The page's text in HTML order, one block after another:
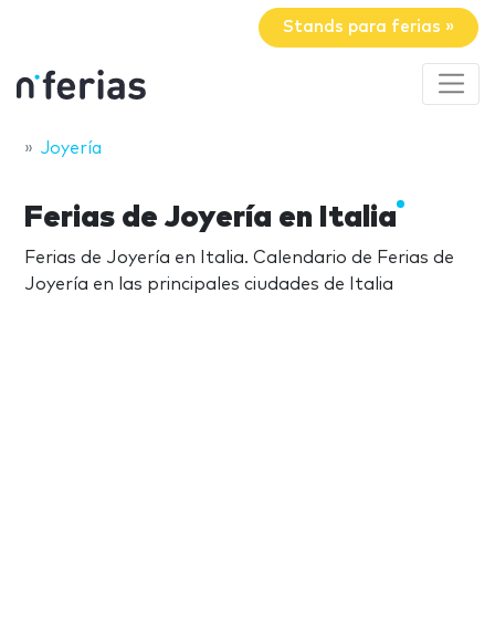
Stands para ferias »
Joyería
Ferias de Joyería en Italia
Ferias de Joyería en Italia. Calendario de Ferias de
Joyería en las principales ciudades de Italia